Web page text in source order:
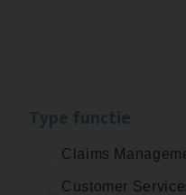
Claims
Customer